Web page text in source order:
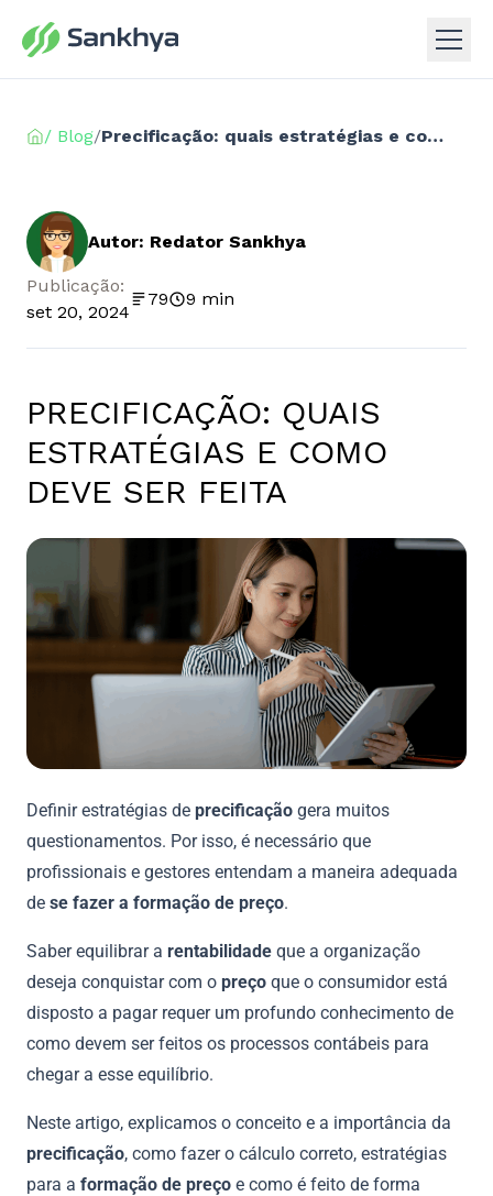
/ Blog/ Precificação: quais estratégias e como deve ser feita
Autor: Redator Sankhya
Publicação:
set 20, 2024
79 9 min
PRECIFICAÇÃO: QUAIS
ESTRATÉGIAS E COMO
DEVE SER FEITA
Definir estratégias de precificação gera muitos
questionamentos. Por isso, é necessário que
profissionais e gestores entendam a maneira adequada
de se fazer a formação de preço.
Saber equilibrar a rentabilidade que a organização
deseja conquistar com o preço que o consumidor está
disposto a pagar requer um profundo conhecimento de
como devem ser feitos os processos contábeis para
chegar a esse equilíbrio.
Neste artigo, explicamos o conceito e a importância da
precificação, como fazer o cálculo correto, estratégias
para a formação de preço e como é feito de forma